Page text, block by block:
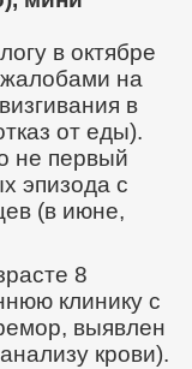
в октябре
жалобами на
в
от еды).
не первый
эпизода с
(в июне,
8
клинику с
выявлен
крови).